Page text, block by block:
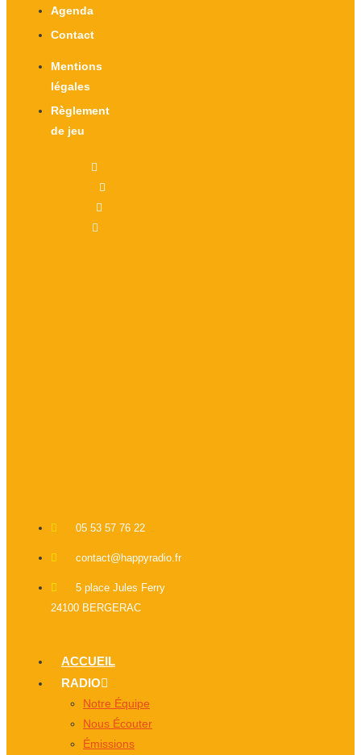
Agenda
Contact
Mentions
légales
Règlement
de jeu
05 53 57 76 22
contact@happyradio.fr
5 place Jules Ferry
24100 BERGERAC
ACCUEIL
RADIO
Notre Équipe
Nous Écouter
Émissions